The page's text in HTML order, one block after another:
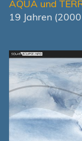
AQUA und
19 Jahren